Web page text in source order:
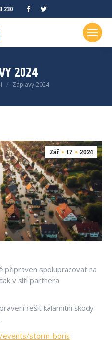
230 Facebook
2024
Záplavy 2024
Zář 17 2024
připraven spolupracovat na
v síti partnera
řešit kalamitní škody
events/storm-boris